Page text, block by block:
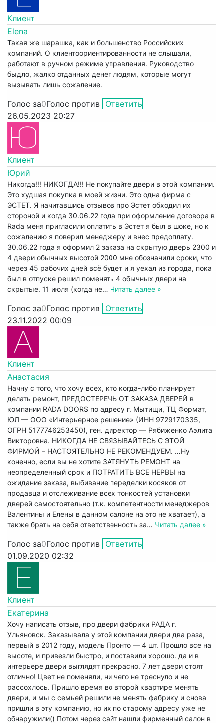
Клиент
Elena
Такая же шарашка, как и большенство Российских
компаний. О клиентоориентированности не слышали,
работают в ручном режиме управления. Руководство
быдло, жалко отданных денег людям, которые могут
вызывать лишь сожаление.
Голос за0Голос против Ответить
26.05.2023 20:27
Клиент
Юрий
Никогда!!! НИКОГДА!!! Не покупайте двери в этой компании.
Это худшая покупка в моей жизни. Это одна фирма с
ЭСТЕТ. Я начитавшись отзывов про Эстет обходил их
стороной и когда 30.06.22 года при оформление договора в
Rada меня пригласили оплатить в Эстет я был в шоке, но к
сожалению я поверил менеджеру и внес предоплату.
30.06.22 года я оформил 2 заказа на скрытую дверь 2300 и
4 двери обычных высотой 2000 мне обозначили сроки, что
через 45 рабочих дней всё будет и я уехал из города, пока
был в отпуске решил поменять 4 обычных двери на
скрытые. 11 июля (когда не… Читать далее »
Голос за0Голос против Ответить
23.11.2022 00:09
Клиент
Анастасия
Начну с того, что хочу всех, кто когда-либо планирует
делать ремонт, ПРЕДОСТЕРЕЧЬ ОТ ЗАКАЗА ДВЕРЕЙ в
компании RADA DOORS по адресу г. Мытищи, ТЦ Формат,
ЮЛ — ООО «Интерьерное решение» (ИНН 9729170335,
ОГРН 5177746253450), ген. директор — Рябиженко Аэлита
Викторовна. НИКОГДА НЕ СВЯЗЫВАЙТЕСЬ С ЭТОЙ
ФИРМОЙ – НАСТОЯТЕЛЬНО НЕ РЕКОМЕНДУЕМ. …Ну
конечно, если вы не хотите ЗАТЯНУТЬ РЕМОНТ на
неопределенный срок и ПОТРАТИТЬ ВСЕ НЕРВЫ на
ожидание заказа, выбивание переделки косяков от
продавца и отслеживание всех тонкостей установки
дверей самостоятельно (т.к. компетентности менеджеров
Валентины и Елены в данном салоне на это не хватает), а
также брать на себя ответственность за… Читать далее »
Голос за0Голос против Ответить
01.09.2020 02:32
Клиент
Екатерина
Хочу написать отзыв, про двери фабрики РАДА г.
Ульяновск. Заказывала у этой компании двери два раза,
первый в 2012 году, модель Пронто — 4 шт. Прошло все на
высоте, и привезли быстро, и поставили хорошо. да и в
интерьере двери выглядят прекрасно. 7 лет двери стоят
отлично! Цвет не поменяли, ни чего не треснуло и не
рассохлось. Пришло время во второй квартире менять
двери, и мы с семьей решили не менять фабрику и снова
пришли в эту компанию, но их по старому адресу уже не
обнаружили(( Потом через сайт нашли фирменный салон в